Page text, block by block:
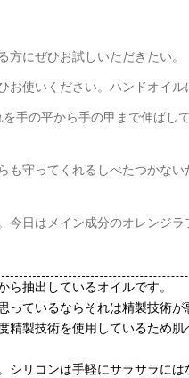
にぜひお試しいただきたい。
お使いください。ハンドオイ
手の平から手の甲まで伸ばし
も守ってくれるしべたつかない
日はメイン成分のオレンジラ
抽出しているオイルです。
ているならそれは精製技術が
精製技術を使用しているため
シリコンは手軽にサラサラに